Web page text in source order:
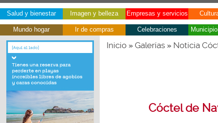
Salud y bienestar Imagen y belleza Empresas y servicios
Mundo hogar Ir de compras Celebraciones
Inicio» Galerías» Noticia
Cóctel de